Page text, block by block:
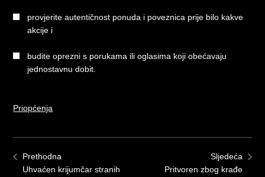
provjerite autentičnost ponuda i poveznica prije bilo kakve
akcije i
budite oprezni s porukama ili oglasima koji obećavaju
jednostavnu dobit.
Priopćenja
Prethodna
​Uhvaćen krijumčar stranih
Sljedeća
Pritvoren zbog krađe